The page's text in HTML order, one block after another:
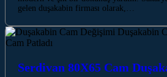
gelen duşakabin firması olarak,…
Serdivan 80X65 Cam